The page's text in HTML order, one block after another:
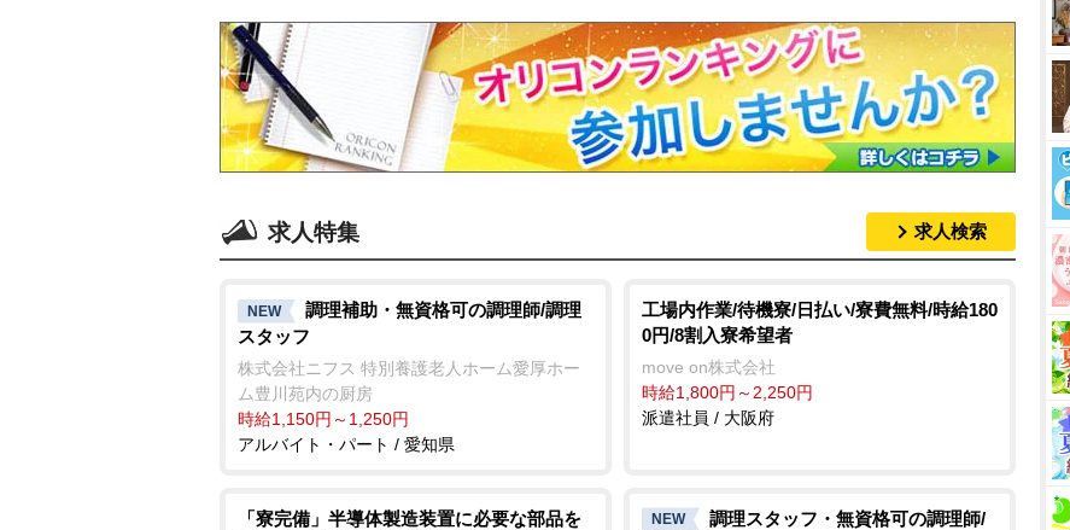
求人特集 求人検索
NEW
調理補助・無資格可の調理師/調理
スタッフ
株式会社ニフス 特別養護老人ホーム愛厚ホー
ム豊川苑内の厨房
時給1,150円～1,250円
アルバイト・パート / 愛知県
工場内作業/待機寮/日払い/寮費無料/時給180
0円/8割入寮希望者
move on株式会社
時給1,800円～2,250円
派遣社員 / 大阪府
「寮完備」半導体製造装置に必要な部品を
NEW
調理スタッフ・無資格可の調理師/